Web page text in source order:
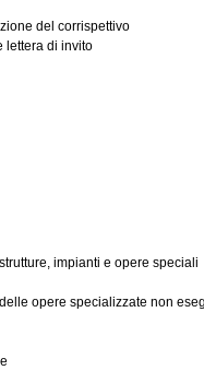
del corrispettivo
lettera di invito
impianti e opere speciali
opere specializzate non